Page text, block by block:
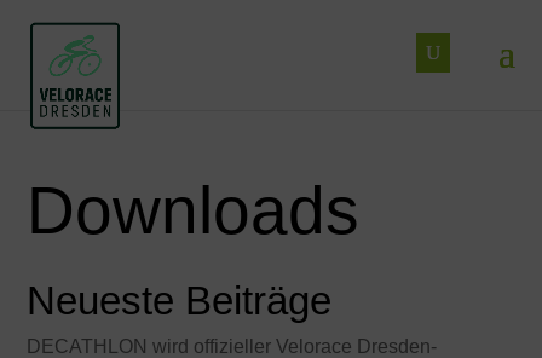
Downloads
Neueste Beiträge
DECATHLON wird offizieller Velorace Dresden-